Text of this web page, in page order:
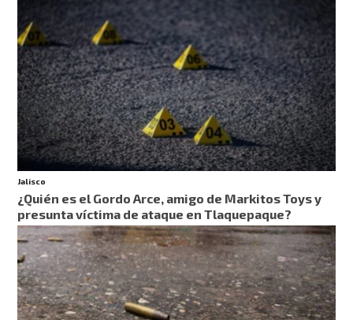
Jalisco
¿Quién es el Gordo Arce, amigo de Markitos Toys y
presunta víctima de ataque en Tlaquepaque?